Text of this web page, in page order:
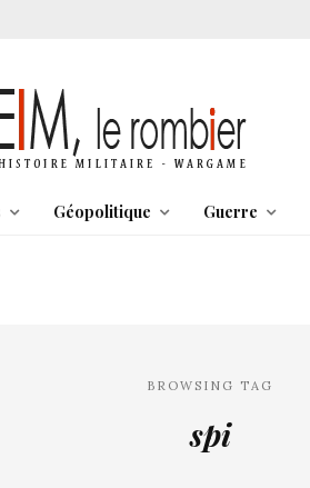
Géopolitique Guerre
BROWSING TAG
spi